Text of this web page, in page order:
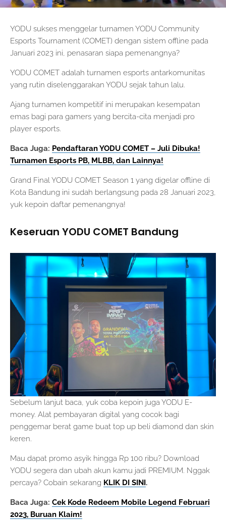
YODU sukses menggelar turnamen YODU Community
Esports Tournament (COMET) dengan sistem offline pada
Januari 2023 ini, penasaran siapa pemenangnya?
YODU COMET adalah turnamen esports antarkomunitas
yang rutin diselenggarakan YODU sejak tahun lalu.
Ajang turnamen kompetitif ini merupakan kesempatan
emas bagi para gamers yang bercita-cita menjadi pro
player esports.
Baca Juga: Pendaftaran YODU COMET – Juli Dibuka!
Turnamen Esports PB, MLBB, dan Lainnya!
Grand Final YODU COMET Season 1 yang digelar offline di
Kota Bandung ini sudah berlangsung pada 28 Januari 2023,
yuk kepoin daftar pemenangnya!
Keseruan YODU COMET Bandung
Sebelum lanjut baca, yuk coba kepoin juga YODU E-
money. Alat pembayaran digital yang cocok bagi
penggemar berat game buat top up beli diamond dan skin
keren.
Mau dapat promo asyik hingga Rp 100 ribu? Download
YODU segera dan ubah akun kamu jadi PREMIUM. Nggak
percaya? Cobain sekarang KLIK DI SINI.
Baca Juga: Cek Kode Redeem Mobile Legend Februari
2023, Buruan Klaim!